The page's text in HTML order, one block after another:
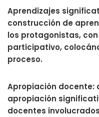
Aprendizajes
construcción de
los protagonistas,
participativo,
proceso.
Apropiación docente:
apropiación
docentes